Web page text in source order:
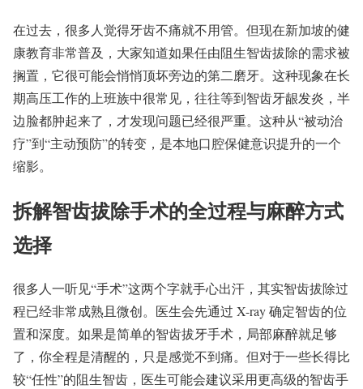
在过去，很多人觉得牙齿不痛就不用管。但现在新加坡的健
康教育非常普及，大家知道如果任由阻生智齿拔除的需求被
搁置，它很可能会悄悄顶坏旁边的第二磨牙。这种现象在长
期高压工作的上班族中很常见，往往等到智齿牙龈发炎，半
边脸都肿起来了，才发现问题已经很严重。这种从“被动治
疗”到“主动预防”的转变，是本地口腔保健意识提升的一个
缩影。
拆解智齿拔除手术的全过程与麻醉方式
选择
很多人一听见“手术”这两个字就手心出汗，其实智齿拔除过
程已经非常成熟且微创。医生会先通过 X-ray 确定智齿的位
置和深度。如果是简单的智齿拔牙手术，局部麻醉就足够
了，你全程是清醒的，只是感觉不到痛。但对于一些长得比
较“任性”的阻生智齿，医生可能会建议采用更高级的智齿手